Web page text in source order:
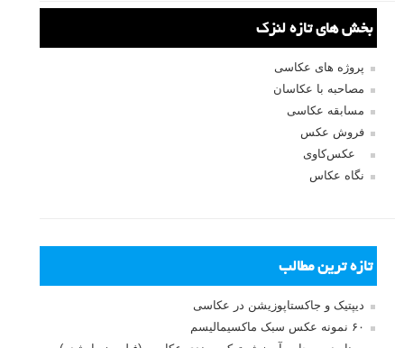
بخش های تازه لنزک
پروژه های عکاسی
مصاحبه با عکاسان
مسابقه عکاسی
فروش عکس
عکس‌کاوی
نگاه عکاس
تازه ترین مطالب
دیپتیک و جاکستا‌پوزیشن در عکاسی
۶۰ نمونه عکس سبک ماکسیمالیسم